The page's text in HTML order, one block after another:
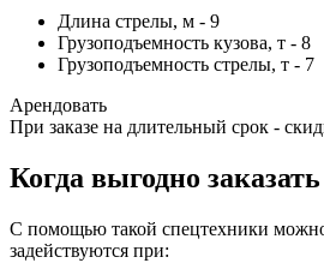
Длина стрелы, м - 9
Грузоподъемность кузова, т - 8
Грузоподъемность стрелы, т - 7
Арендовать
При заказе на длительный срок -
Когда выгодно
С помощью такой спецтехники
задействуются при: